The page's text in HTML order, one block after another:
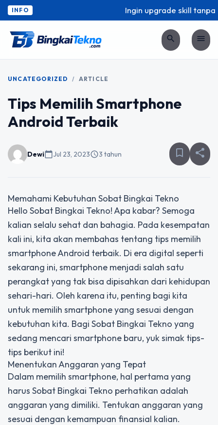
INFO Ingin upgrade skill tanpa
search menu
UNCATEGORIZED / ARTICLE
Tips Memilih Smartphone
Android Terbaik
Dewicalendar_todayJul 23, 2023schedule3 tahun bookmark_border share
Memahami Kebutuhan Sobat Bingkai Tekno
Hello Sobat Bingkai Tekno! Apa kabar? Semoga
kalian selalu sehat dan bahagia. Pada kesempatan
kali ini, kita akan membahas tentang tips memilih
smartphone Android terbaik. Di era digital seperti
sekarang ini, smartphone menjadi salah satu
perangkat yang tak bisa dipisahkan dari kehidupan
sehari-hari. Oleh karena itu, penting bagi kita
untuk memilih smartphone yang sesuai dengan
kebutuhan kita. Bagi Sobat Bingkai Tekno yang
sedang mencari smartphone baru, yuk simak tips-
tips berikut ini!
Menentukan Anggaran yang Tepat
Dalam memilih smartphone, hal pertama yang
harus Sobat Bingkai Tekno perhatikan adalah
anggaran yang dimiliki. Tentukan anggaran yang
sesuai dengan kemampuan finansial kalian.